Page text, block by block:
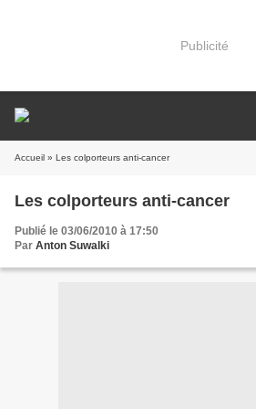
Publicité
Accueil » Les colporteurs anti-cancer
Les colporteurs anti-cancer
Publié le 03/06/2010 à 17:50
Par Anton Suwalki